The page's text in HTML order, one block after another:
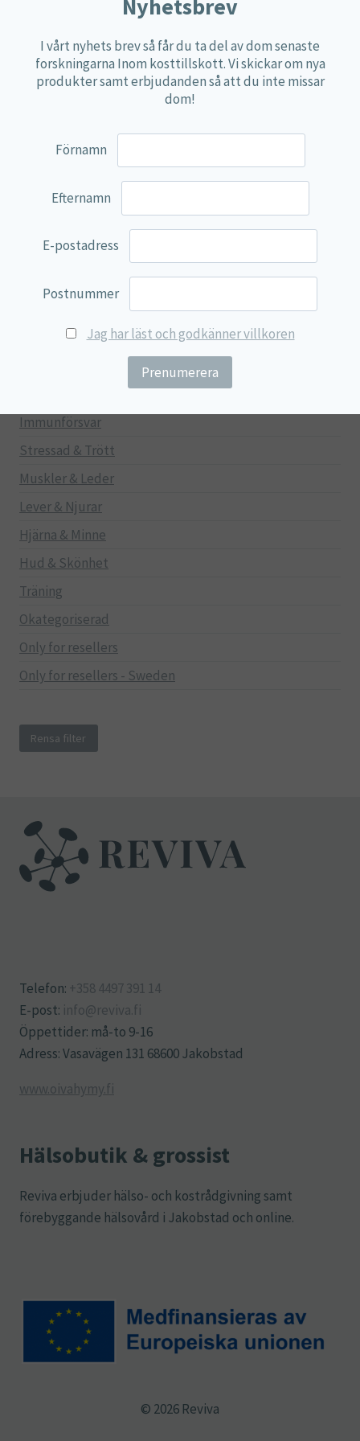
100% Natural
EVP Nutrition
Multi Nutrient
Lamberts
Svenska Örtmedicinska Institutet
Kenkou Selfcare
Immunförsvar
Stressad & Trött
Muskler & Leder
Lever & Njurar
Hjärna & Minne
Hud & Skönhet
Träning
Okategoriserad
Only for resellers
Only for resellers - Sweden
Rensa filter
Telefon: +358 4497 391 14
E-post: info@reviva.fi
Öppettider: må-to 9-16
Adress: Vasavägen 131 68600 Jakobstad
www.oivahymy.fi
Hälsobutik & grossist
Reviva erbjuder hälso- och kostrådgivning samt
förebyggande hälsovård i Jakobstad och online.
© 2026 Reviva
Nyhetsbrev
I vårt nyhets brev så får du ta del av dom senaste
forskningarna Inom kosttillskott. Vi skickar om nya
produkter samt erbjudanden så att du inte missar
dom!
Förnamn
Efternamn
E-postadress
Postnummer
Jag har läst och godkänner villkoren